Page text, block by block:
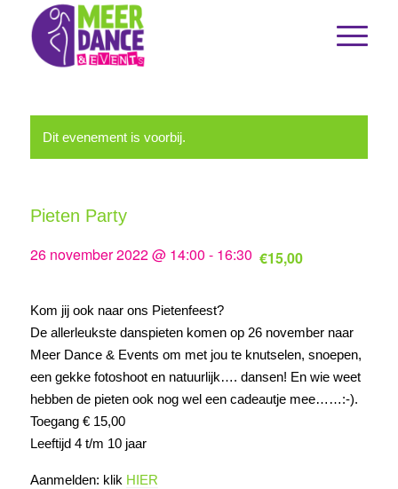
Dit evenement is voorbij.
Pieten Party
26 november 2022 @ 14:00 - 16:30 €15,00
Kom jij ook naar ons Pietenfeest?
De allerleukste danspieten komen op 26 november naar
Meer Dance & Events om met jou te knutselen, snoepen,
een gekke fotoshoot en natuurlijk…. dansen! En wie weet
hebben de pieten ook nog wel een cadeautje mee……:-).
Toegang € 15,00
Leeftijd 4 t/m 10 jaar
Aanmelden: klik HIER